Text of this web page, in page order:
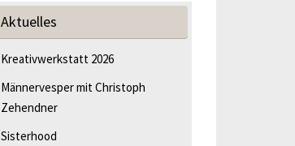
Aktuelles
Kreativwerkstatt 2026
Männervesper mit Christoph
Zehendner
Sisterhood